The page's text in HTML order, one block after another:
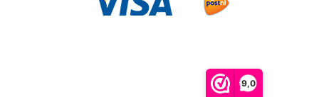
9,0